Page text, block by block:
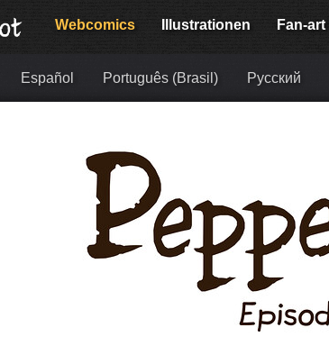
Webcomics Illustrationen Fan-art
Español Português (Brasil) Русский